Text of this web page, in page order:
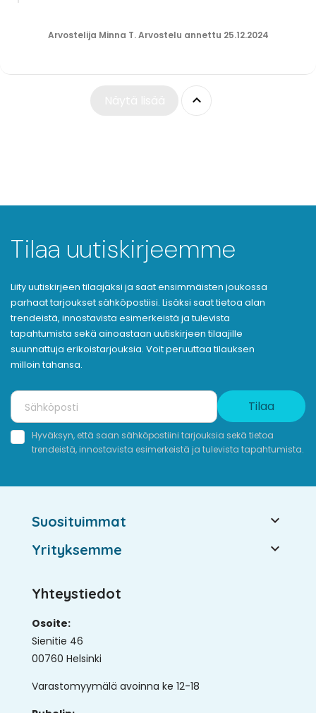
Arvostelija Minna T. Arvostelu annettu 25.12.2024

Tilaa uutiskirjeemme
Liity uutiskirjeen tilaajaksi ja saat ensimmäisten joukossa
parhaat tarjoukset sähköpostiisi. Lisäksi saat tietoa alan
trendeistä, innostavista esimerkeistä ja tulevista
tapahtumista sekä ainoastaan uutiskirjeen tilaajille
suunnattuja erikoistarjouksia. Voit peruuttaa tilauksen
milloin tahansa.
Tilaa
Hyväksyn, että saan sähköpostiini tarjouksia sekä tietoa
trendeistä, innostavista esimerkeistä ja tulevista tapahtumista.
Suosituimmat 
Yrityksemme 
Yhteystiedot
Osoite:
Sienitie 46
00760 Helsinki
Varastomyymälä avoinna ke 12-18